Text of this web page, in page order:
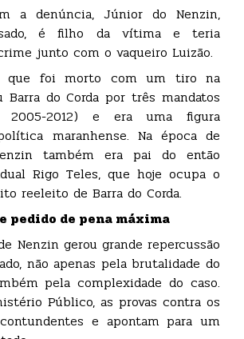
a denúncia, Júnior do Nenzin,
é filho da vítima e teria
junto com o vaqueiro Luizão.
que foi morto com um tiro na
Barra do Corda por três mandatos
2005-2012) e era uma figura
maranhense. Na época de
também era pai do então
Rigo Teles, que hoje ocupa o
reeleito de Barra do Corda.
pedido de pena máxima
Nenzin gerou grande repercussão
não apenas pela brutalidade do
pela complexidade do caso.
Público, as provas contra os
e apontam para um